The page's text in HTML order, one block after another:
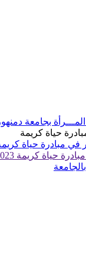
بجامعة
حياة كريمة
مبادرة حياة كريمة
حياة كريمة 2023